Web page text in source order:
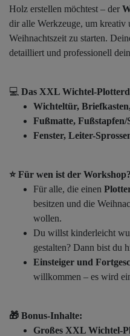
Holz erstellen möchtest – der
dir alle Werkzeuge, um kreativ
Weihnachtszeit zu starten.
detailliert und professionell
💻 Das XXL Wichtel-
Wichteltür,
Fußmatte, Fußstapfen/
Fenster, Leiter-
⭐️ Für wen ist der Workshop?
Für alle, die einen
besitzen und die
wollen.
Du willst kinderleicht
gestalten? Dann bist du
Einsteiger und
willkommen – es wird
🎁 Bonus-Inhalte:
Großes XXL Wichtel-